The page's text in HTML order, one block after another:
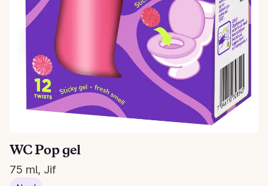
WC Pop gel
75 ml, Jif